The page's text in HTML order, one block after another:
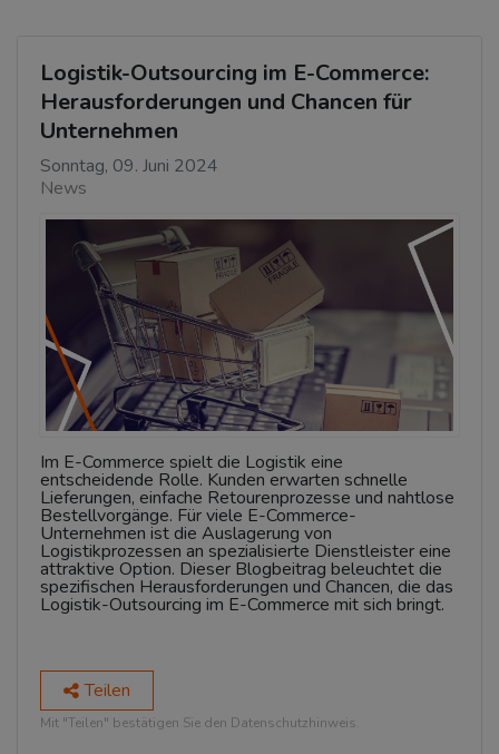
Logistik-Outsourcing im E-Commerce:
Herausforderungen und Chancen für
Unternehmen
Sonntag, 09. Juni 2024
News
Im E-Commerce spielt die Logistik eine
entscheidende Rolle. Kunden erwarten schnelle
Lieferungen, einfache Retourenprozesse und nahtlose
Bestellvorgänge. Für viele E-Commerce-
Unternehmen ist die Auslagerung von
Logistikprozessen an spezialisierte Dienstleister eine
attraktive Option. Dieser Blogbeitrag beleuchtet die
spezifischen Herausforderungen und Chancen, die das
Logistik-Outsourcing im E-Commerce mit sich bringt.
Teilen
Mit "Teilen" bestätigen Sie den Datenschutzhinweis.